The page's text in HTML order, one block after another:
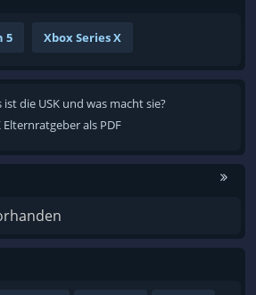
5 Xbox Series X
ist die USK und was macht sie?
Elternratgeber als PDF